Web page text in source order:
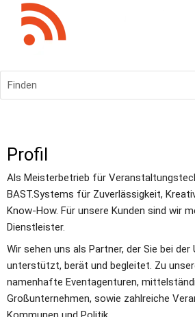
Finden
Profil
Als Meisterbetrieb für
BAST.Systems für Zuverlässigkeit,
Know-How. Für unsere Kunden sind wir
Dienstleister.
Wir sehen uns als Partner, der Sie bei
unterstützt, berät und begleitet. Zu
namenhafte Eventagenturen,
Großunternehmen, sowie zahlreiche